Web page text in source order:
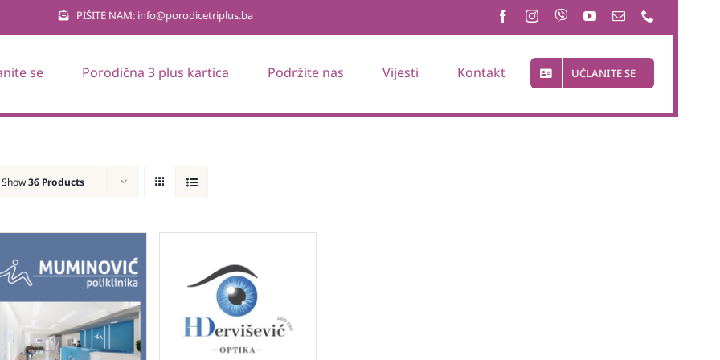
PIŠITE NAM: info@porodicetriplus.ba
se Porodična 3 plus kartica Podržite nas Vijesti Kontakt UČLANITE SE
Show36 Products